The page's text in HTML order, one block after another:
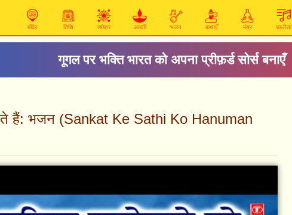
मंदिर तिथि त्योहार आरती भजन कथाएँ मंत्र चालीसा
गूगल पर भक्ति भारत को अपना प्रीफ़र्ड सोर्स बनाएँ
हैं: भजन (Sankat Ke Sathi Ko Hanuman